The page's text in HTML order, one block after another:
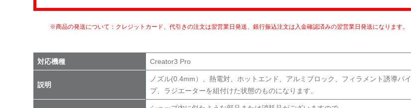
※商品の発送について：クレジットカード、代引きの注文は翌営業日発送、銀行振込注文は入金確認済みの翌営業日発送になります。
対応機種 Creator3 Pro
説明
ノズル(0.4mm）、熱電対、ホットエンド、アルミブロック、フィラメント誘導パイ
プ、ラジエーターを組付けた状態のものになります。